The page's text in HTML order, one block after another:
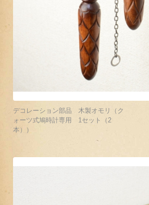
デコレーション部品 木製オモリ（ク
ォーツ式鳩時計専用 1セット（2
本））